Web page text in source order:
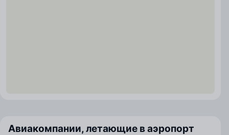
Авиакомпании, летающие в аэропорт